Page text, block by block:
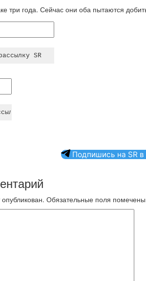
три года. Сейчас они оба пытаются
Подпишись на SR
Обязательные поля помечены